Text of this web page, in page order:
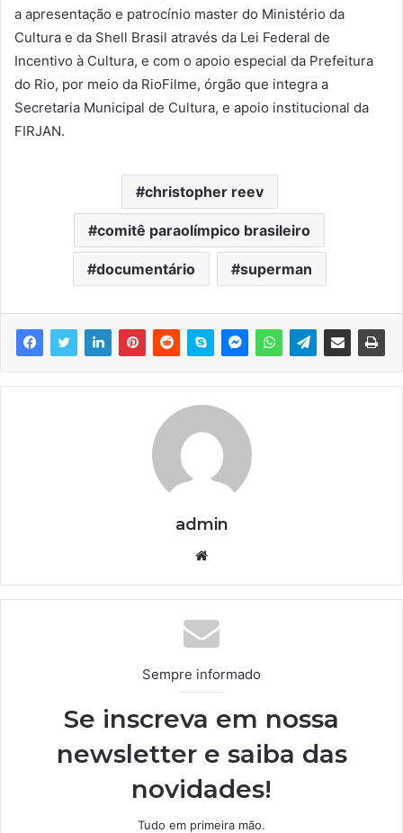
a apresentação e patrocínio master do Ministério da
Cultura e da Shell Brasil através da Lei Federal de
Incentivo à Cultura, e com o apoio especial da Prefeitura
do Rio, por meio da RioFilme, órgão que integra a
Secretaria Municipal de Cultura, e apoio institucional da
FIRJAN.
christopher reev
comitê paraolímpico brasileiro
documentário superman
admin
te
Sempre informado
Se inscreva em nossa
newsletter e saiba das
novidades!
Tudo em primeira mão.